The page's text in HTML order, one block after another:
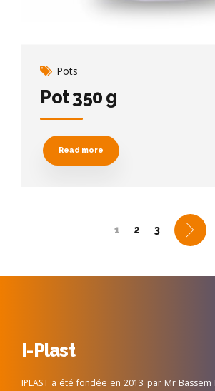
Pots
Pot 350 g
Read more
1 2 3
I-Plast
IPLAST a été fondée en 2013 par Mr Bassem